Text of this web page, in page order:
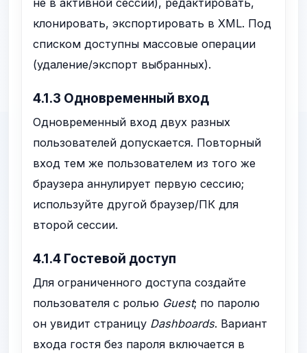
не в активной сессии), редактировать,
клонировать, экспортировать в XML. Под
списком доступны массовые операции
(удаление/экспорт выбранных).
4.1.3 Одновременный вход
Одновременный вход двух разных
пользователей допускается. Повторный
вход тем же пользователем из того же
браузера аннулирует первую сессию;
используйте другой браузер/ПК для
второй сессии.
4.1.4 Гостевой доступ
Для ограниченного доступа создайте
пользователя с ролью Guest; по паролю
он увидит страницу Dashboards. Вариант
входа гостя без пароля включается в